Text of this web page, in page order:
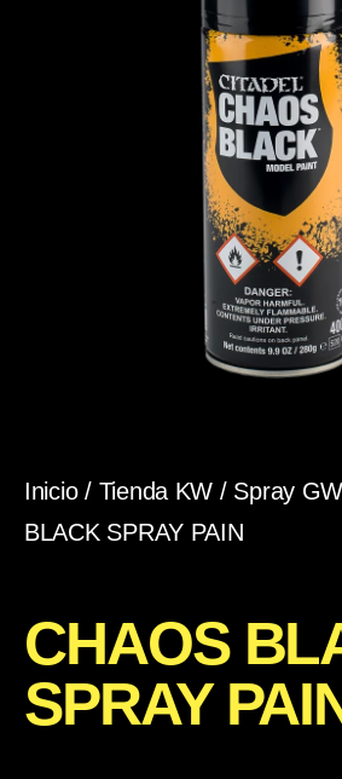
Inicio/ Tienda KW / Spray GW
BLACK SPRAY PAIN
CHAOS
SPRAY